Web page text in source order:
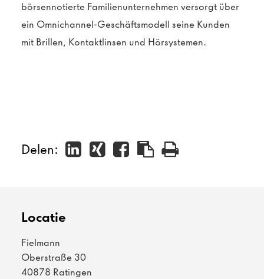
börsennotierte Familienunternehmen versorgt über
ein Omnichannel-Geschäftsmodell seine Kunden
mit Brillen, Kontaktlinsen und Hörsystemen.
Delen:
Locatie
Fielmann
Oberstraße 30
40878 Ratingen